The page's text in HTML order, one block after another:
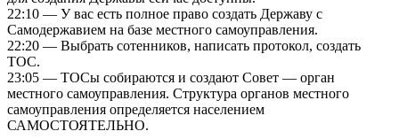
22:10 — У вас есть полное право создать Державу с
Самодержавием на базе местного самоуправления.
22:20 — Выбрать сотенников, написать протокол, создать
ТОС.
23:05 — ТОСы собираются и создают Совет — орган
местного самоуправления. Структура органов местного
самоуправления определяется населением
САМОСТОЯТЕЛЬНО.